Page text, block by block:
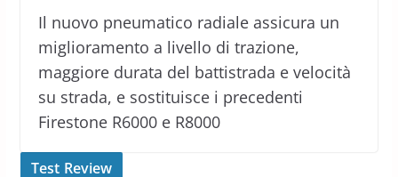
Il nuovo pneumatico radiale assicura un
miglioramento a livello di trazione,
maggiore durata del battistrada e velocità
su strada, e sostituisce i precedenti
Firestone R6000 e R8000
Test Review